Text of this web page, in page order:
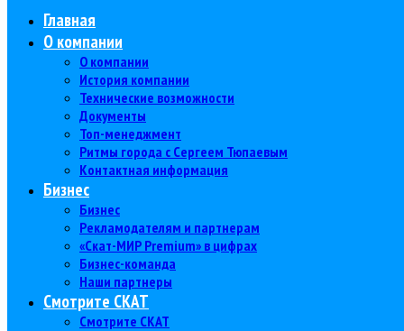
Главная
О компании
О компании
История компании
Технические возможности
Документы
Топ-менеджмент
Ритмы города с Сергеем Тюпаевым
Контактная информация
Бизнес
Бизнес
Рекламодателям и партнерам
«Скат-МИР Premium» в цифрах
Бизнес-команда
Наши партнеры
Смотрите СКАТ
Смотрите СКАТ